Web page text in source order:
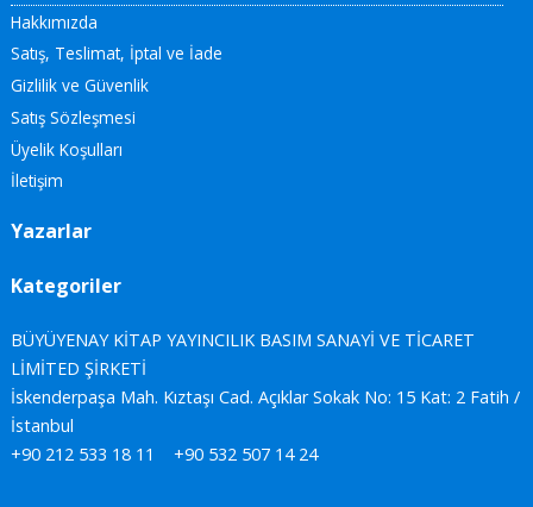
Hakkımızda
Satış, Teslimat, İptal ve İade
Gizlilik ve Güvenlik
Satış Sözleşmesi
Üyelik Koşulları
İletişim
Yazarlar
Kategoriler
BÜYÜYENAY KİTAP YAYINCILIK BASIM SANAYİ VE TİCARET
LİMİTED ŞİRKETİ
İskenderpaşa Mah. Kıztaşı Cad. Açıklar Sokak No: 15 Kat: 2 Fatih /
İstanbul
+90 212 533 18 11
+90 532 507 14 24